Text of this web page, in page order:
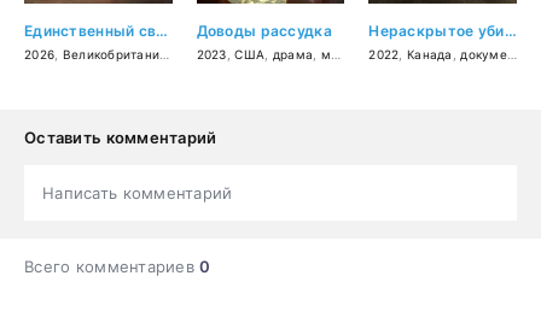
Единственный свидетель
2026 Великобритания США,драма,криминал
Доводы рассудка
2023 ,США драма мелодрама
Нераскрытое убийство Беверли Линн Смит
2022 Канада документальный
Оставить комментарий
Написать комментарий
Всего комментариев0